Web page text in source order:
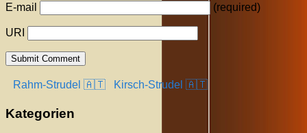
E-mail (required)
URI
Rahm-Strudel 🇦🇹 Kirsch-Strudel 🇦🇹
Kategorien